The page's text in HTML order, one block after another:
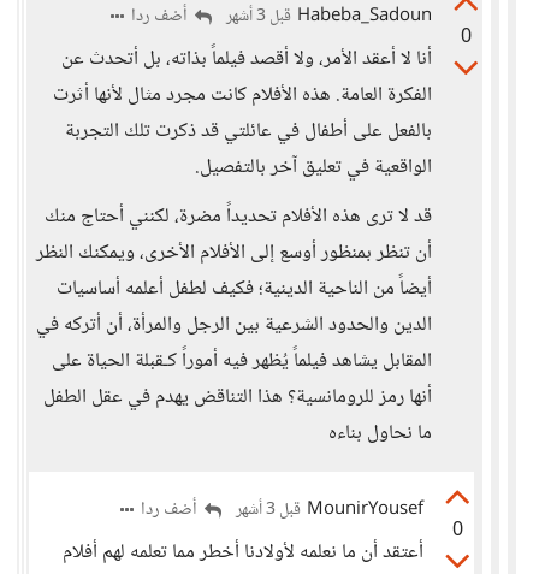
0
Habeba_Sadoun قبل 3 أشهر أضف ردا
أنا لا أعقد الأمر، ولا أقصد فيلماً بذاته، بل أتحدث عن
الفكرة العامة. هذه الأفلام كانت مجرد مثال لأنها أثرت
بالفعل على أطفال في عائلتي قد ذكرت تلك التجربة
الواقعية في تعليق آخر بالتفصيل.
قد لا ترى هذه الأفلام تحديداً مضرة، لكنني أحتاج منك
أن تنظر بمنظور أوسع إلى الأفلام الأخرى، ويمكنك النظر
أيضاً من الناحية الدينية؛ فكيف لطفل أعلمه أساسيات
الدين والحدود الشرعية بين الرجل والمرأة، أن أتركه في
المقابل يشاهد فيلماً يُظهر فيه أموراً كـقبلة الحياة على
أنها رمز للرومانسية؟ هذا التناقض يهدم في عقل الطفل
ما نحاول بناءه
0
MounirYousef قبل 3 أشهر أضف ردا
أعتقد أن ما نعلمه لأولادنا أخطر مما تعلمه لهم أفلام